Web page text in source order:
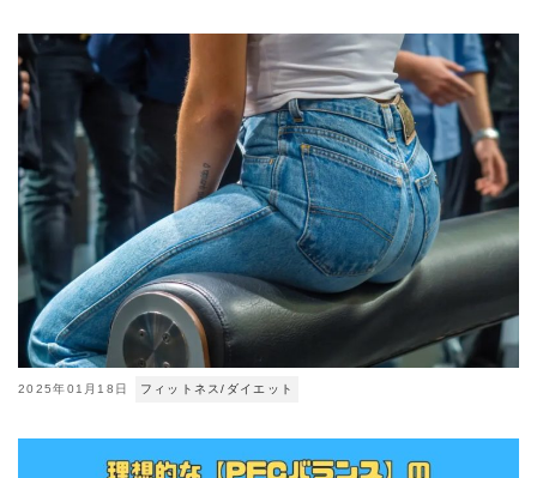
2025年01月18日 フィットネス/ダイエット